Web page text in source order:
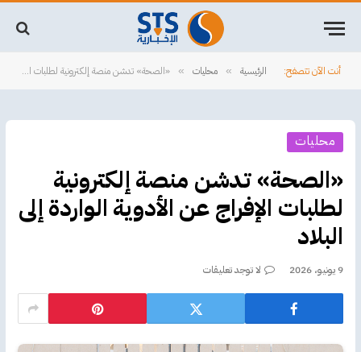
أنت الآن تتصفح: الرئيسية » محليات » «الصحة» تدشن منصة إلكترونية لطلبات الإفراج عن الأدوية الواردة إلى البلاد
محليات
«الصحة» تدشن منصة إلكترونية
لطلبات الإفراج عن الأدوية الواردة إلى
البلاد
9 يونيو، 2026 لا توجد تعليقات